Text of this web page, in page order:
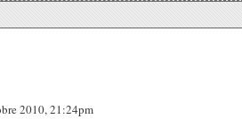
2010, 21:24pm